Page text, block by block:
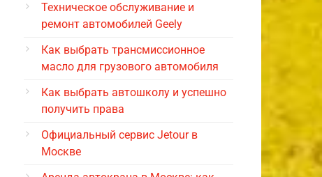
Техническое обслуживание и
ремонт автомобилей Geely
Как выбрать трансмиссионное
масло для грузового автомобиля
Как выбрать автошколу и успешно
получить права
Официальный сервис Jetour в
Москве